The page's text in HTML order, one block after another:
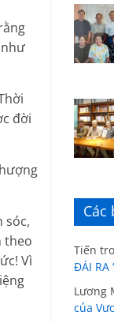
đời
sóc,
theo
Vì
Tiến
ĐÁI RA
Lương
của